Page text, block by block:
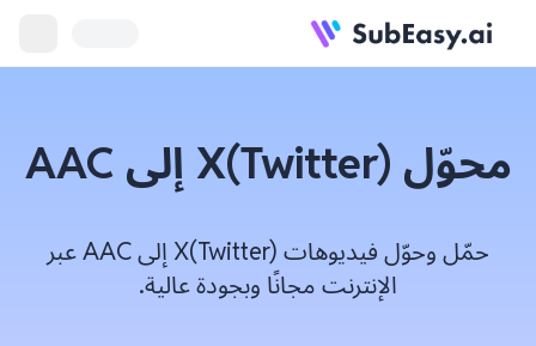
محوّل X(Twitter) إلى AAC
حمّل وحوّل فيديوهات X(Twitter) إلى AAC عبر
الإنترنت مجانًا وبجودة عالية.